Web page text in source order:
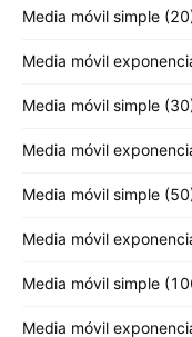
Media móvil simple
Media móvil
Media móvil simple
Media móvil
Media móvil simple
Media móvil
Media móvil simple
Media móvil